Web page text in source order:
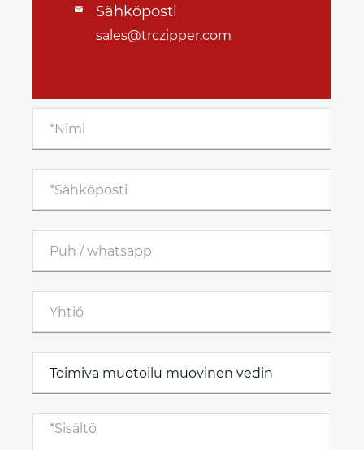
 Sähköposti
sales@trczipper.com